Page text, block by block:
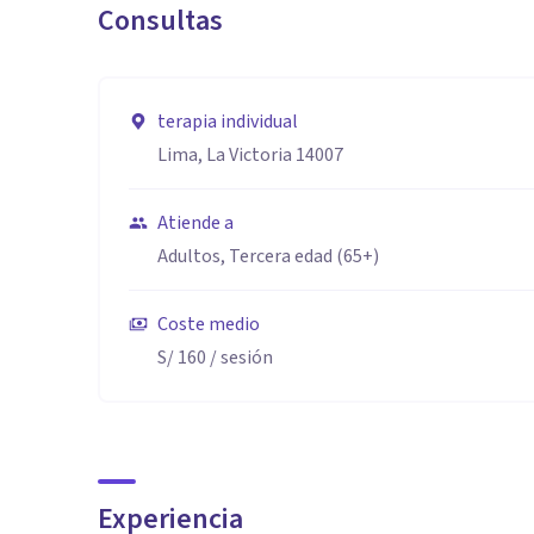
Además de mi formación académica, cuento con
Consultas
terapia individual
Lima, La Victoria 14007
Atiende a
Adultos, Tercera edad (65+)
Coste medio
S/ 160 / sesión
Experiencia